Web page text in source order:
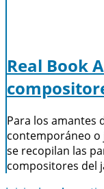
Real Book
Para los amantes
contemporáneo o
se recopilan las
compositores del